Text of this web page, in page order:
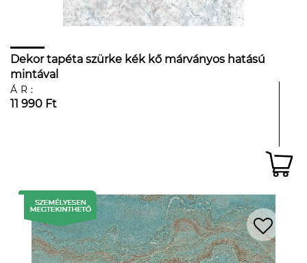
Dekor tapéta szürke kék kő márványos hatású
mintával
ÁR:
11 990 Ft